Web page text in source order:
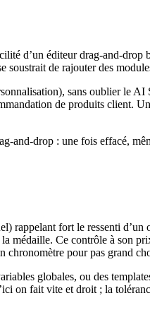
d’un éditeur drag-and-drop
de rajouter des
sans oublier le AI
de produits client.
and-drop : une fois effacé,
rappelant fort le ressenti
médaille. Ce contrôle à son
pour pas grand
globales, ou des
on fait vite et droit ; la